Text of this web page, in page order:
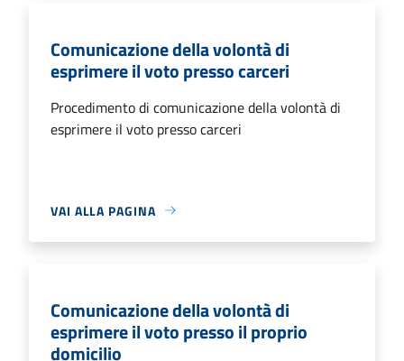
Comunicazione della volontà di
esprimere il voto presso carceri
Procedimento di comunicazione della volontà di
esprimere il voto presso carceri
VAI ALLA PAGINA
Comunicazione della volontà di
esprimere il voto presso il proprio
domicilio